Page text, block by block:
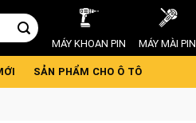
MÁY KHOAN PIN MÁY MÀI PIN
SẢN PHẨM CHO Ô TÔ